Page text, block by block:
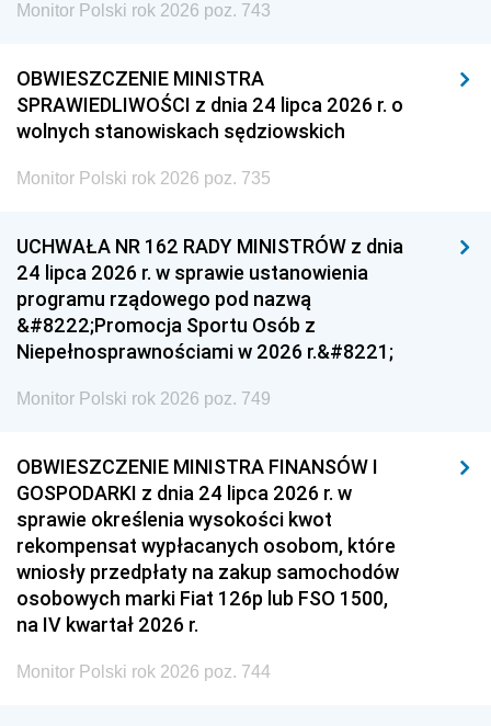
Monitor Polski rok 2026 poz. 743
OBWIESZCZENIE MINISTRA
SPRAWIEDLIWOŚCI z dnia 24 lipca 2026 r. o
wolnych stanowiskach sędziowskich
Monitor Polski rok 2026 poz. 735
UCHWAŁA NR 162 RADY MINISTRÓW z dnia
24 lipca 2026 r. w sprawie ustanowienia
programu rządowego pod nazwą
&#8222;Promocja Sportu Osób z
Niepełnosprawnościami w 2026 r.&#8221;
Monitor Polski rok 2026 poz. 749
OBWIESZCZENIE MINISTRA FINANSÓW I
GOSPODARKI z dnia 24 lipca 2026 r. w
sprawie określenia wysokości kwot
rekompensat wypłacanych osobom, które
wniosły przedpłaty na zakup samochodów
osobowych marki Fiat 126p lub FSO 1500,
na IV kwartał 2026 r.
Monitor Polski rok 2026 poz. 744